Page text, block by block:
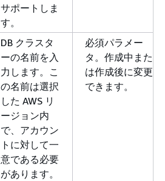
サポートしま
す。
DB クラスタ
ーの名前を入
力します。こ
の名前は選択
した AWS リ
ージョン内
で、アカウン
トに対して一
意である必要
があります。
必須パラメー
タ。作成中また
は作成後に変更
できます。